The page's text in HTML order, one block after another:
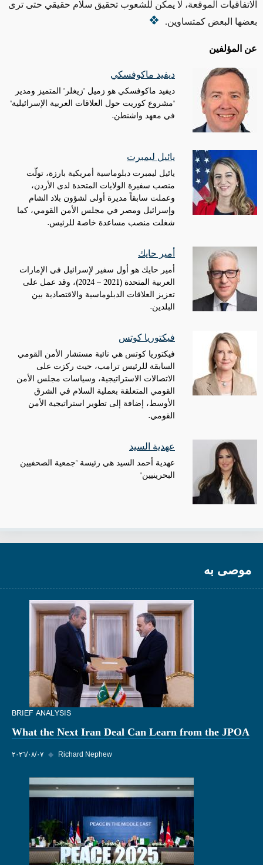
الاتفاقيات الموقعة، لا يمكن للشعوب تحقيق سلام حقيقي حتى ترى
بعضها البعض كمتساوين.
عن المؤلفين
ديفيد ماكوفسكي
ديفيد ماكوفسكي هو زميل "زيغلر" المتميز ومدير
"مشروع كوريت حول العلاقات العربية الإسرائيلية"
في معهد واشنطن.
يائيل ليمبرت
يائيل ليمبرت دبلوماسية أمريكية بارزة، تولّت
منصب سفيرة الولايات المتحدة لدى الأردن،
وعملت سابقاً مديرة أولى لشؤون بلاد الشام
وإسرائيل ومصر في مجلس الأمن القومي، كما
شغلت منصب مساعدة خاصة للرئيس.
أمير حايك
أمير حايك هو أول سفير لإسرائيل في الإمارات
العربية المتحدة (2021 – 2024)، وقد عمل على
تعزيز العلاقات الدبلوماسية والاقتصادية بين
البلدين.
فيكتوريا كوتس
فيكتوريا كوتس هي نائبة مستشار الأمن القومي
السابقة للرئيس ترامب، حيث ركزت على
الاتصالات الاستراتيجية، وسياسات مجلس الأمن
القومي المتعلقة بعملية السلام في الشرق
الأوسط، إضافة إلى تطوير استراتيجية الأمن
القومي.
عهدية السيد
عهدية أحمد السيد هي رئيسة "جمعية الصحفيين
البحرينيين"
موصى به
BRIEF ANALYSIS
What the Next Iran Deal Can Learn from the JPOA
٠٧‏/٠٨‏/٢٠٢٦ ◆ Richard Nephew